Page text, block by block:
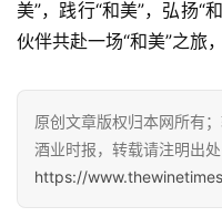
美”，践行“和美”，弘扬“
伙伴共赴一场“和美”之旅
原创文章版权归本网所有
酒业时报，转载请注明出处
https://